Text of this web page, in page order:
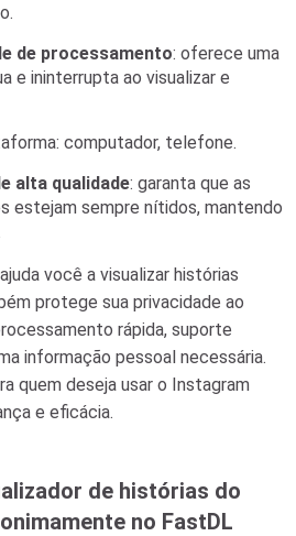
de processamento: oferece uma
e ininterrupta ao visualizar e
computador, telefone.
alta qualidade: garanta que as
estejam sempre nítidos, mantendo
você a visualizar histórias
protege sua privacidade ao
rápida, suporte
informação pessoal necessária.
quem deseja usar o Instagram
e eficácia.
de histórias do
no FastDL